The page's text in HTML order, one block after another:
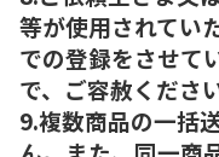
等が使用されてい
での登録をさせて
で、ご容赦ください
9.複数商品の一括